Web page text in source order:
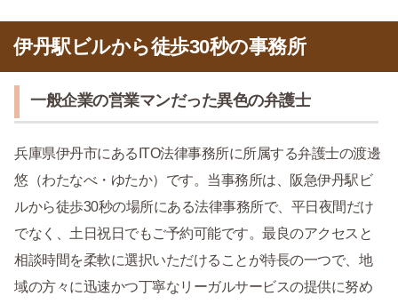
伊丹駅ビルから徒歩30秒の事務所
一般企業の営業マンだった異色の弁護士
兵庫県伊丹市にあるITO法律事務所に所属する弁護士の渡邊
悠（わたなべ・ゆたか）です。当事務所は、阪急伊丹駅ビ
ルから徒歩30秒の場所にある法律事務所で、平日夜間だけ
でなく、土日祝日でもご予約可能です。最良のアクセスと
相談時間を柔軟に選択いただけることが特長の一つで、地
域の方々に迅速かつ丁寧なリーガルサービスの提供に努め